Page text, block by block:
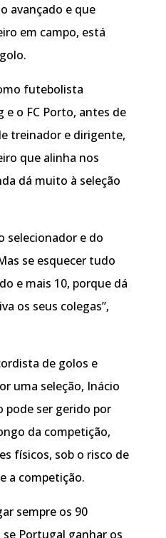
avançado e que
em campo, está
futebolista
o FC Porto, antes de
treinador e dirigente,
que alinha nos
dá muito à seleção
selecionador e do
se esquecer tudo
e mais 10, porque dá
os seus colegas”,
de golos e
uma seleção, Inácio
pode ser gerido por
da competição,
físicos, sob o risco de
a competição.
sempre os 90
Portugal ganhar os